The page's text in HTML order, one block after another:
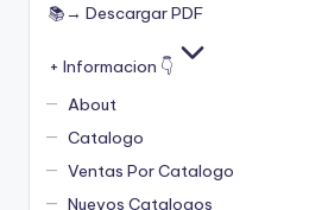
📚→ Descargar PDF
+ Informacion 👇
About
Catalogo
Ventas Por Catalogo
Nuevos Catalogos